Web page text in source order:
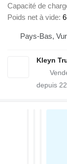
Capacité de
Poids net à vide
Pays-Bas,
Kleyn
depuis 22